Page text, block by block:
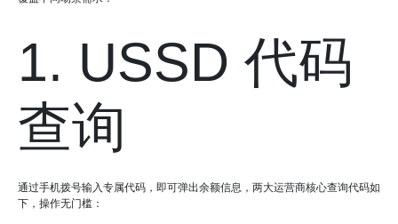
1. USSD 代码
查询
通过手机拨号输入专属代码，即可弹出余额信息，两大运营商核心查询代码如
下，操作无门槛：